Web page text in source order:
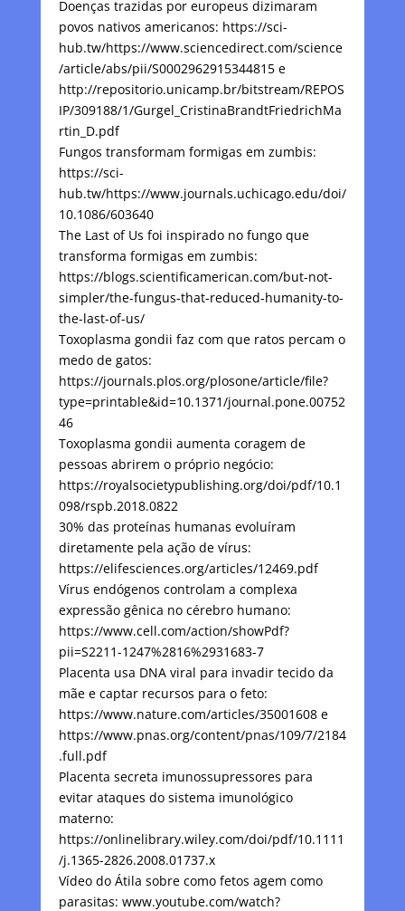
Doenças trazidas por europeus dizimaram
povos nativos americanos: https://sci-
hub.tw/https://www.sciencedirect.com/science
/article/abs/pii/S0002962915344815 e
http://repositorio.unicamp.br/bitstream/REPOS
IP/309188/1/Gurgel_CristinaBrandtFriedrichMa
rtin_D.pdf
Fungos transformam formigas em zumbis:
https://sci-
hub.tw/https://www.journals.uchicago.edu/doi/
10.1086/603640
The Last of Us foi inspirado no fungo que
transforma formigas em zumbis:
https://blogs.scientificamerican.com/but-not-
simpler/the-fungus-that-reduced-humanity-to-
the-last-of-us/
Toxoplasma gondii faz com que ratos percam o
medo de gatos:
https://journals.plos.org/plosone/article/file?
type=printable&id=10.1371/journal.pone.00752
46
Toxoplasma gondii aumenta coragem de
pessoas abrirem o próprio negócio:
https://royalsocietypublishing.org/doi/pdf/10.1
098/rspb.2018.0822
30% das proteínas humanas evoluíram
diretamente pela ação de vírus:
https://elifesciences.org/articles/12469.pdf
Vírus endógenos controlam a complexa
expressão gênica no cérebro humano:
https://www.cell.com/action/showPdf?
pii=S2211-1247%2816%2931683-7
Placenta usa DNA viral para invadir tecido da
mãe e captar recursos para o feto:
https://www.nature.com/articles/35001608 e
https://www.pnas.org/content/pnas/109/7/2184
.full.pdf
Placenta secreta imunossupressores para
evitar ataques do sistema imunológico
materno:
https://onlinelibrary.wiley.com/doi/pdf/10.1111
/j.1365-2826.2008.01737.x
Vídeo do Átila sobre como fetos agem como
parasitas: www.youtube.com/watch?